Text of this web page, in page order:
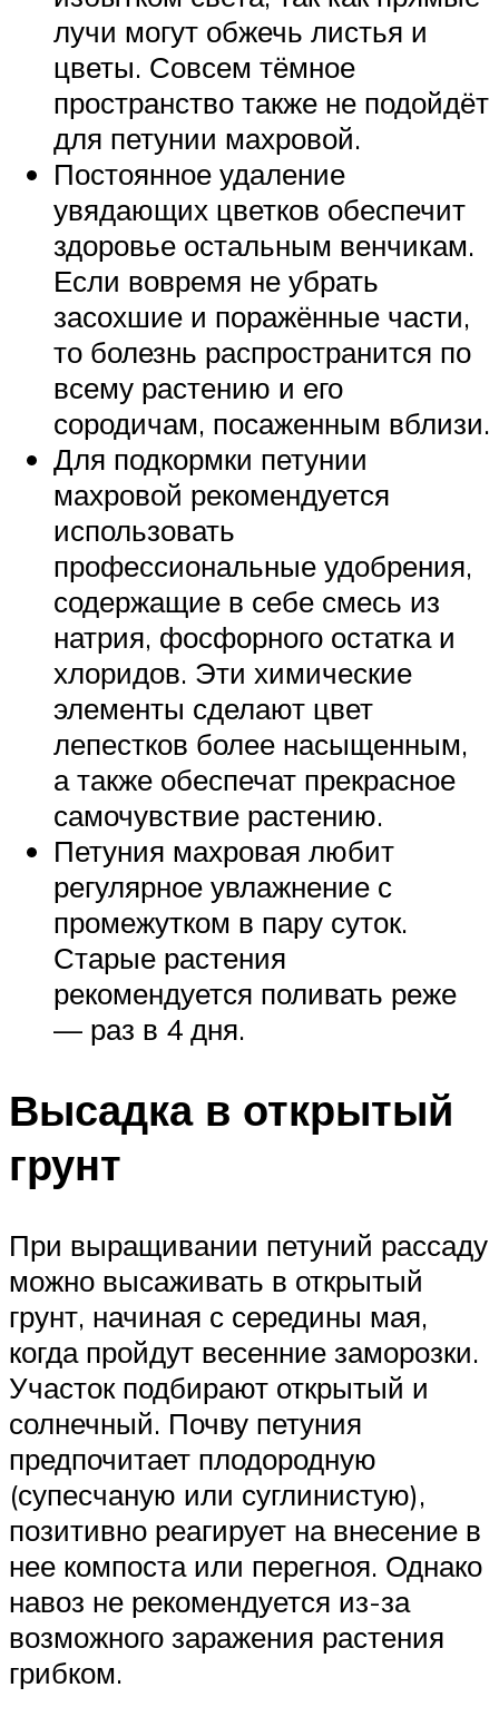
лучи могут обжечь листья и
цветы. Совсем тёмное
пространство также не подойдёт
для петунии махровой.
Постоянное удаление
увядающих цветков обеспечит
здоровье остальным венчикам.
Если вовремя не убрать
засохшие и поражённые части,
то болезнь распространится по
всему растению и его
сородичам, посаженным вблизи.
Для подкормки петунии
махровой рекомендуется
использовать
профессиональные удобрения,
содержащие в себе смесь из
натрия, фосфорного остатка и
хлоридов. Эти химические
элементы сделают цвет
лепестков более насыщенным,
а также обеспечат прекрасное
самочувствие растению.
Петуния махровая любит
регулярное увлажнение с
промежутком в пару суток.
Старые растения
рекомендуется поливать реже
— раз в 4 дня.
Высадка в открытый
грунт
При выращивании петуний рассаду
можно высаживать в открытый
грунт, начиная с середины мая,
когда пройдут весенние заморозки.
Участок подбирают открытый и
солнечный. Почву петуния
предпочитает плодородную
(супесчаную или суглинистую),
позитивно реагирует на внесение в
нее компоста или перегноя. Однако
навоз не рекомендуется из-за
возможного заражения растения
грибком.